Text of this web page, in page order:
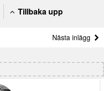
Tillbaka upp
Nästa inlägg